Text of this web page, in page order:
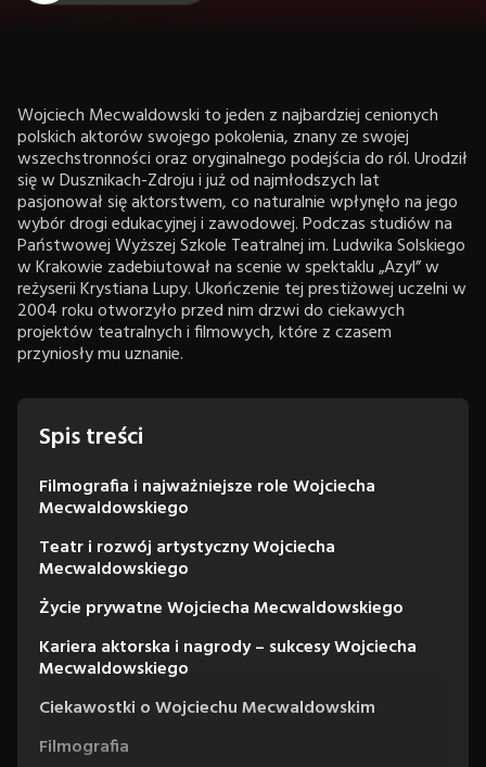
Wojciech Mecwaldowski to jeden z najbardziej cenionych
polskich aktorów swojego pokolenia, znany ze swojej
wszechstronności oraz oryginalnego podejścia do ról. Urodził
się w Dusznikach-Zdroju i już od najmłodszych lat
pasjonował się aktorstwem, co naturalnie wpłynęło na jego
wybór drogi edukacyjnej i zawodowej. Podczas studiów na
Państwowej Wyższej Szkole Teatralnej im. Ludwika Solskiego
w Krakowie zadebiutował na scenie w spektaklu „Azyl” w
reżyserii Krystiana Lupy. Ukończenie tej prestiżowej uczelni w
2004 roku otworzyło przed nim drzwi do ciekawych
projektów teatralnych i filmowych, które z czasem
przyniosły mu uznanie.
Spis treści
Filmografia i najważniejsze role Wojciecha
Mecwaldowskiego
Teatr i rozwój artystyczny Wojciecha
Mecwaldowskiego
Życie prywatne Wojciecha Mecwaldowskiego
Kariera aktorska i nagrody – sukcesy Wojciecha
Mecwaldowskiego
Ciekawostki o Wojciechu Mecwaldowskim
Filmografia